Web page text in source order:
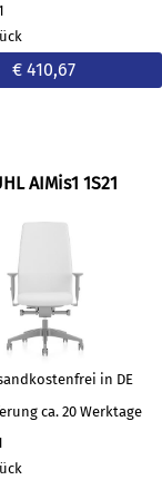
€ 410,67
AIMis1 1S21
in DE
ca. 20 Werktage